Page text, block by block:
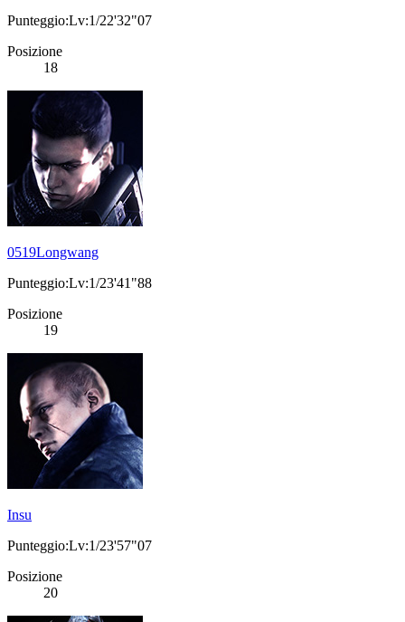
Punteggio:Lv:1/22'32"07
Posizione
18
0519Longwang
Punteggio:Lv:1/23'41"88
Posizione
19
Insu
Punteggio:Lv:1/23'57"07
Posizione
20